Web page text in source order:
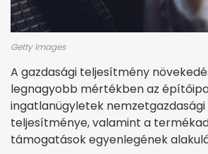
Getty Images
A gazdasági teljesítmény
legnagyobb mértékben az
ingatlanügyletek nemzetgazdasági
teljesítménye, valamint a
támogatások egyenlegének